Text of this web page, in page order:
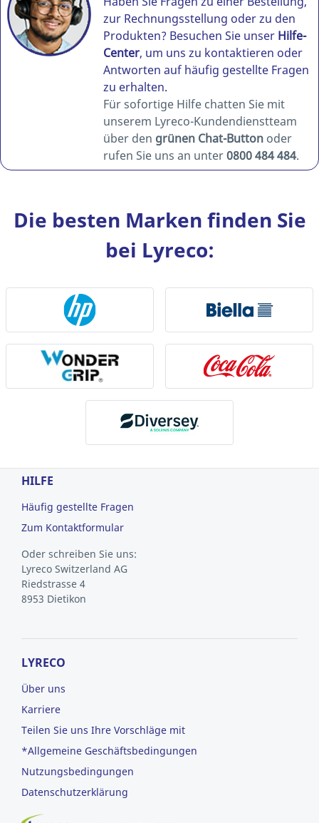
zur Rechnungsstellung oder zu den
Produkten? Besuchen Sie unser Hilfe-
Center, um uns zu kontaktieren oder
Antworten auf häufig gestellte Fragen
zu erhalten.
Für sofortige Hilfe chatten Sie mit
unserem Lyreco-Kundendienstteam
über den grünen Chat-Button oder
rufen Sie uns an unter0800 484 484.
Die besten Marken finden Sie
bei Lyreco:
HILFE
Häufig gestellte Fragen
Zum Kontaktformular
Oder schreiben Sie uns:
Lyreco Switzerland AG
Riedstrasse 4
8953 Dietikon
LYRECO
Über uns
Karriere
Teilen Sie uns Ihre Vorschläge mit
*Allgemeine Geschäftsbedingungen
Nutzungsbedingungen
Datenschutzerklärung